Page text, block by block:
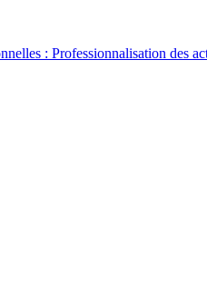
: Professionnalisation des